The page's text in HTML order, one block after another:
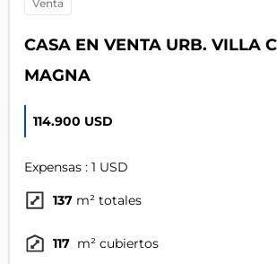
venta
CASA EN VENTA URB. VILLA
MAGNA
114.900 USD
Expensas : 1 USD
137 m² totales
117 m² cubiertos